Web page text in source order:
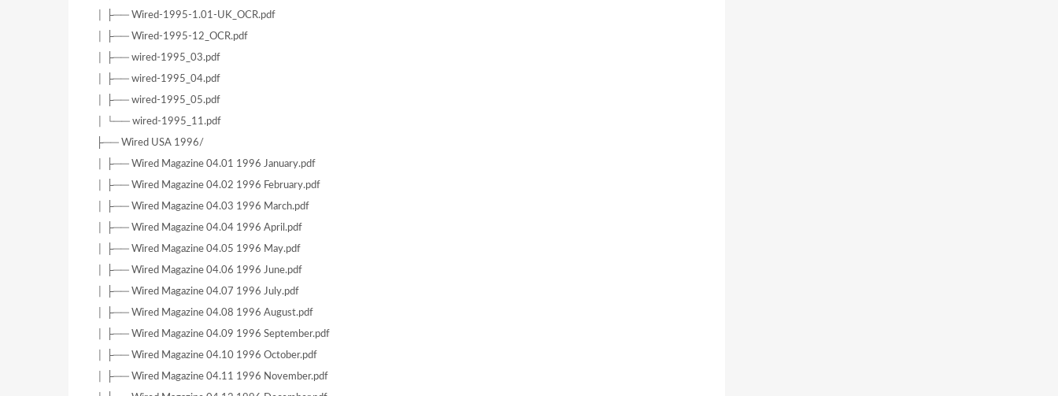
│ ├── Wired-1995-1.01-UK_OCR.pdf
│ ├── Wired-1995-12_OCR.pdf
│ ├── wired-1995_03.pdf
│ ├── wired-1995_04.pdf
│ ├── wired-1995_05.pdf
│ └── wired-1995_11.pdf
├── Wired USA 1996/
│ ├── Wired Magazine 04.01 1996 January.pdf
│ ├── Wired Magazine 04.02 1996 February.pdf
│ ├── Wired Magazine 04.03 1996 March.pdf
│ ├── Wired Magazine 04.04 1996 April.pdf
│ ├── Wired Magazine 04.05 1996 May.pdf
│ ├── Wired Magazine 04.06 1996 June.pdf
│ ├── Wired Magazine 04.07 1996 July.pdf
│ ├── Wired Magazine 04.08 1996 August.pdf
│ ├── Wired Magazine 04.09 1996 September.pdf
│ ├── Wired Magazine 04.10 1996 October.pdf
│ ├── Wired Magazine 04.11 1996 November.pdf